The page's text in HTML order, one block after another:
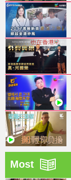
Most